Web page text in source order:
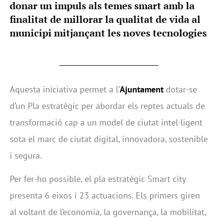
donar un impuls als temes smart amb la
finalitat de millorar la qualitat de vida al
municipi mitjançant les noves tecnologies
Aquesta iniciativa permet a l’Ajuntament dotar-se
d’un Pla estratègic per abordar els reptes actuals de
transformació cap a un model de ciutat intel·ligent
sota el marc de ciutat digital, innovadora, sostenible
i segura.
Per fer-ho possible, el pla estratègic Smart city
presenta 6 eixos i 23 actuacions. Els primers giren
al voltant de l’economia, la governança, la mobilitat,